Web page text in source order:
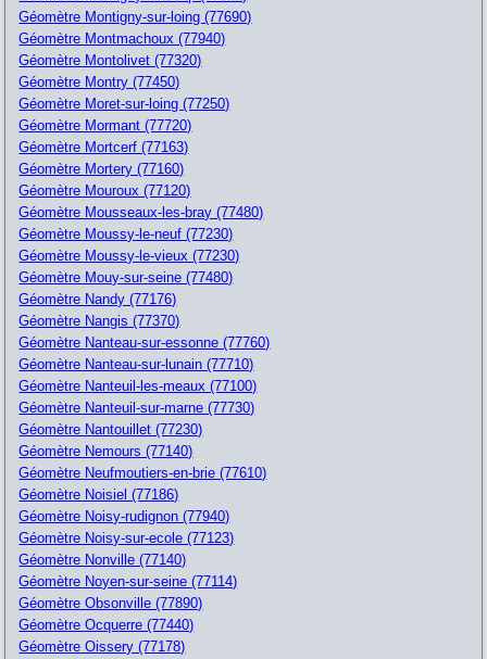
Géomètre Montigny-sur-loing (77690)
Géomètre Montmachoux (77940)
Géomètre Montolivet (77320)
Géomètre Montry (77450)
Géomètre Moret-sur-loing (77250)
Géomètre Mormant (77720)
Géomètre Mortcerf (77163)
Géomètre Mortery (77160)
Géomètre Mouroux (77120)
Géomètre Mousseaux-les-bray (77480)
Géomètre Moussy-le-neuf (77230)
Géomètre Moussy-le-vieux (77230)
Géomètre Mouy-sur-seine (77480)
Géomètre Nandy (77176)
Géomètre Nangis (77370)
Géomètre Nanteau-sur-essonne (77760)
Géomètre Nanteau-sur-lunain (77710)
Géomètre Nanteuil-les-meaux (77100)
Géomètre Nanteuil-sur-marne (77730)
Géomètre Nantouillet (77230)
Géomètre Nemours (77140)
Géomètre Neufmoutiers-en-brie (77610)
Géomètre Noisiel (77186)
Géomètre Noisy-rudignon (77940)
Géomètre Noisy-sur-ecole (77123)
Géomètre Nonville (77140)
Géomètre Noyen-sur-seine (77114)
Géomètre Obsonville (77890)
Géomètre Ocquerre (77440)
Géomètre Oissery (77178)